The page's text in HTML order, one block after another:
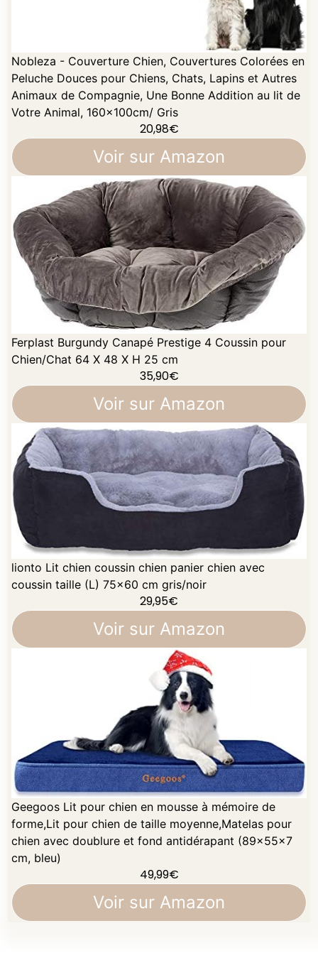
Nobleza - Couverture Chien, Couvertures Colorées en
Peluche Douces pour Chiens, Chats, Lapins et Autres
Animaux de Compagnie, Une Bonne Addition au lit de
Votre Animal, 160×100cm/ Gris
20,98€
Voir sur Amazon
Ferplast Burgundy Canapé Prestige 4 Coussin pour
Chien/Chat 64 X 48 X H 25 cm
35,90€
Voir sur Amazon
lionto Lit chien coussin chien panier chien avec
coussin taille (L) 75x60 cm gris/noir
29,95€
Voir sur Amazon
Geegoos Lit pour chien en mousse à mémoire de
forme,Lit pour chien de taille moyenne,Matelas pour
chien avec doublure et fond antidérapant (89x55x7
cm, bleu)
49,99€
Voir sur Amazon